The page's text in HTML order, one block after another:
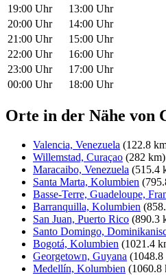
19:00 Uhr
13:00 Uhr
20:00 Uhr
14:00 Uhr
21:00 Uhr
15:00 Uhr
22:00 Uhr
16:00 Uhr
23:00 Uhr
17:00 Uhr
00:00 Uhr
18:00 Uhr
Orte in der Nähe von
Valencia, Venezuela (122.8
Willemstad, Curaçao (282 km)
Maracaibo, Venezuela (515.4
Santa Marta, Kolumbien
Basse-Terre, Guadeloupe,
Barranquilla, Kolumbien
San Juan, Puerto Rico (890.3
Santo Domingo,
Bogotá, Kolumbien (1021.4
Georgetown, Guyana (1048.8
Medellín, Kolumbien (1060.8